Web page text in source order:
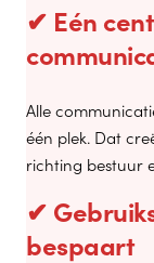
✔ Eén
Alle
één plek. Dat
richting bestuur
✔
bespaart